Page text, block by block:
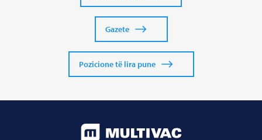
Gazete
Pozicione të lira pune